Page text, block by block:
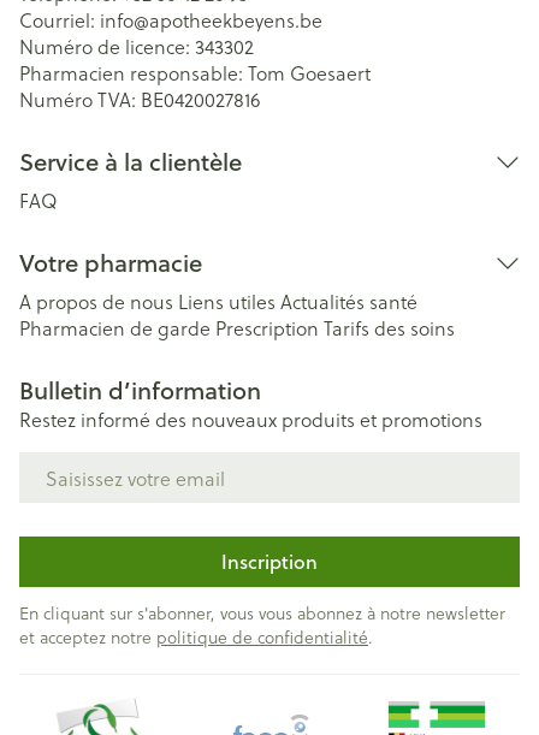
Courriel: info@apotheekbeyens.be
Numéro de licence: 343302
Pharmacien responsable: Tom Goesaert
Numéro TVA: BE0420027816
Service à la clientèle
FAQ
Votre pharmacie
A propos de nous Liens utiles Actualités santé
Pharmacien de garde Prescription Tarifs des soins
Bulletin d’information
Restez informé des nouveaux produits et promotions
Inscription
En cliquant sur s'abonner, vous vous abonnez à notre newsletter
et acceptez notre politique de confidentialité.